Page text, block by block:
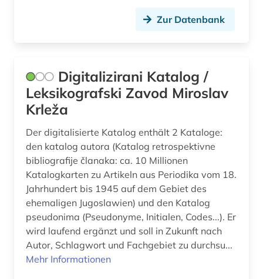
Zur Datenbank
Digitalizirani Katalog /
Leksikografski Zavod Miroslav
Krleža
Der digitalisierte Katalog enthält 2 Kataloge:
den katalog autora (Katalog retrospektivne
bibliografije članaka: ca. 10 Millionen
Katalogkarten zu Artikeln aus Periodika vom 18.
Jahrhundert bis 1945 auf dem Gebiet des
ehemaligen Jugoslawien) und den Katalog
pseudonima (Pseudonyme, Initialen, Codes...). Er
wird laufend ergänzt und soll in Zukunft nach
Autor, Schlagwort und Fachgebiet zu durchsu...
Mehr Informationen